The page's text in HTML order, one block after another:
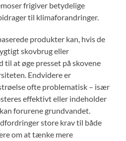
frigiver betydelige
til klimaforandringer.
produkter kan, hvis de
skovbrug eller
at øge presset på skovene
Endvidere er
ofte problematisk – især
effektivt eller indeholder
forurene grundvandet.
store krav til både
om at tænke mere